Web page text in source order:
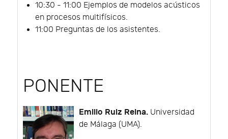
10:30 - 11:00 Ejemplos de modelos acústicos
en procesos multifísicos.
11:00 Preguntas de los asistentes.
PONENTE
Emilio Ruiz Reina. Universidad
de Málaga (UMA).